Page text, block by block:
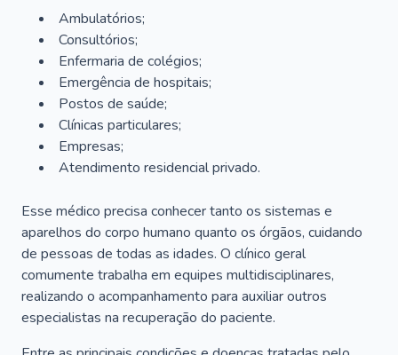
Ambulatórios;
Consultórios;
Enfermaria de colégios;
Emergência de hospitais;
Postos de saúde;
Clínicas particulares;
Empresas;
Atendimento residencial privado.
Esse médico precisa conhecer tanto os sistemas e
aparelhos do corpo humano quanto os órgãos, cuidando
de pessoas de todas as idades. O clínico geral
comumente trabalha em equipes multidisciplinares,
realizando o acompanhamento para auxiliar outros
especialistas na recuperação do paciente.